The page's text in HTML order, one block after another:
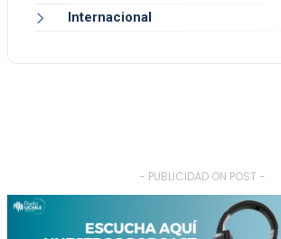
Internacional
- PUBLICIDAD ON POST -